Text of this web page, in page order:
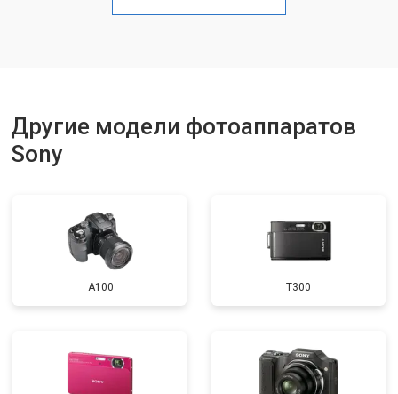
Чистка матрицы от 3100 ₽
Другие модели фотоаппаратов
Sony
A100 T300